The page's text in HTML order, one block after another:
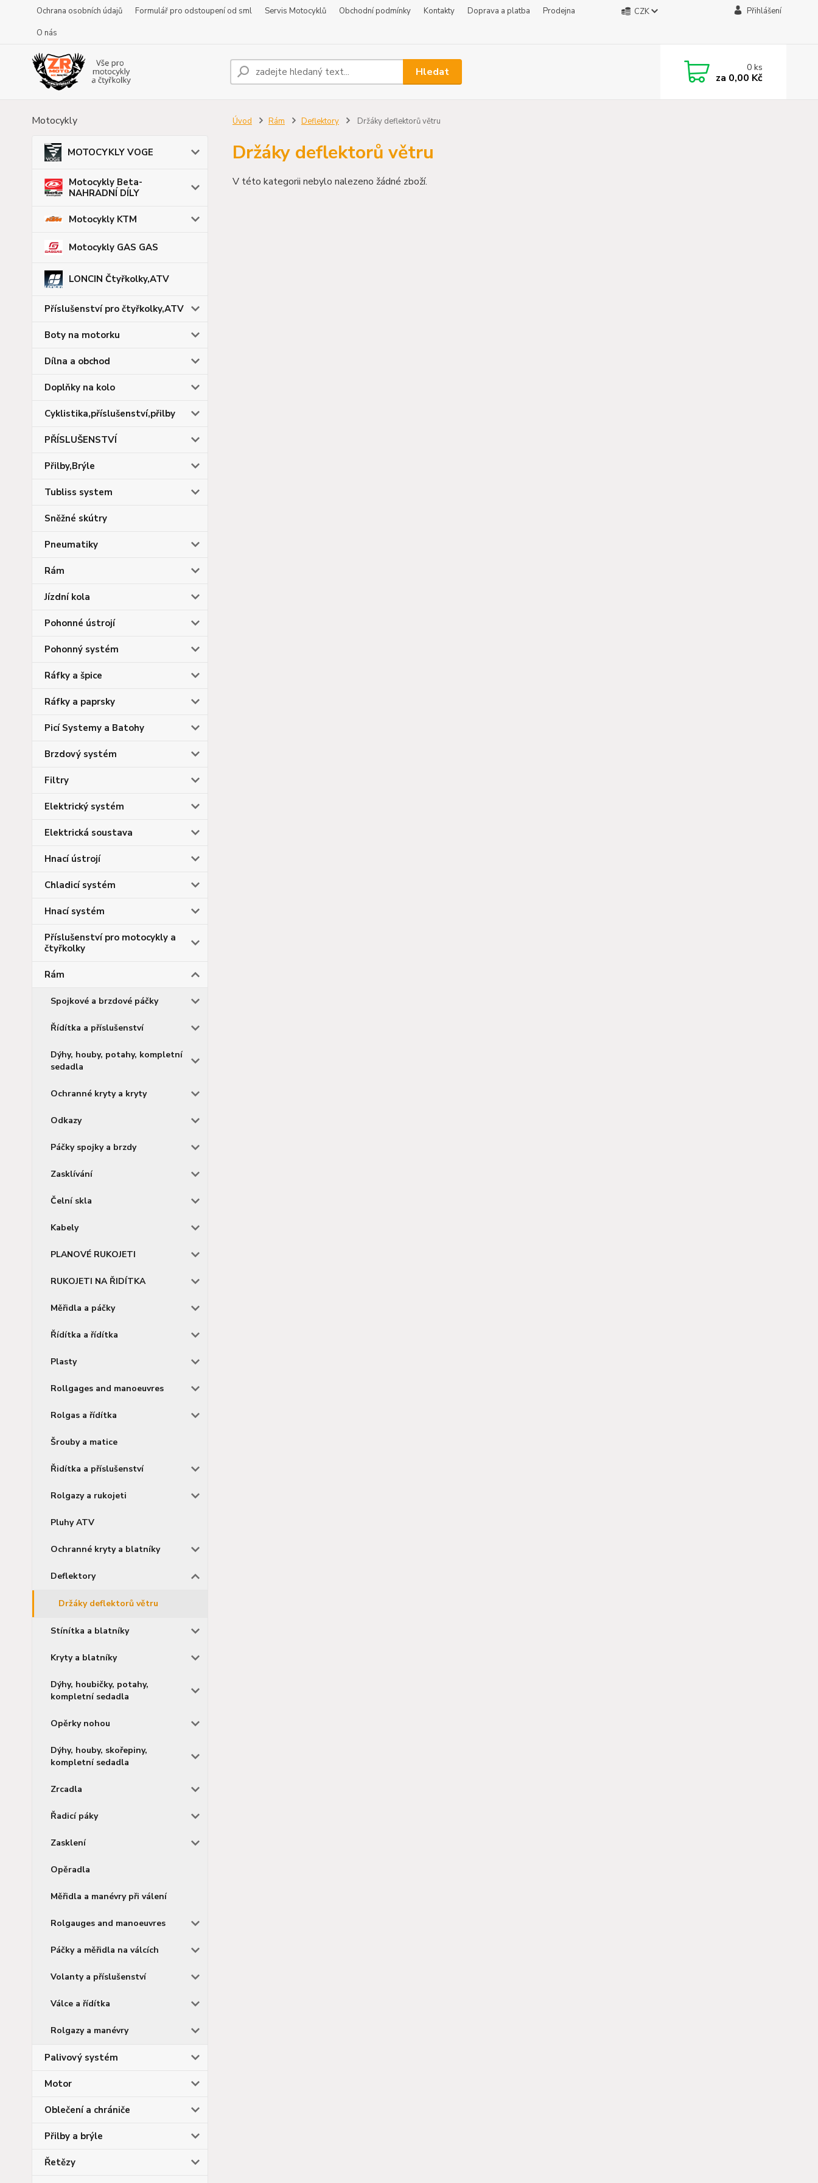
Ochrana osobních údajů Formulář pro odstoupení od sml Servis Motocyklů Obchodní podmínky Kontakty Doprava a platba
Prodejna
O nás
CZK Přihlášení
Hledat 0ks
za 0,00 Kč
Motocykly
MOTOCYKLY VOGE
Motocykly Beta-
NAHRADNÍ DÍLY
Motocykly KTM
Motocykly GAS GAS
LONCIN Čtyřkolky,ATV
Příslušenství pro čtyřkolky,ATV
Boty na motorku
Dílna a obchod
Doplňky na kolo
Cyklistika,příslušenství,přilby
PŘÍSLUŠENSTVÍ
Přilby,Brýle
Tubliss system
Sněžné skútry
Pneumatiky
Rám
Jízdní kola
Pohonné ústrojí
Pohonný systém
Ráfky a špice
Ráfky a paprsky
Picí Systemy a Batohy
Brzdový systém
Filtry
Elektrický systém
Elektrická soustava
Hnací ústrojí
Chladicí systém
Hnací systém
Příslušenství pro motocykly a
čtyřkolky
Rám
Spojkové a brzdové páčky
Řídítka a příslušenství
Dýhy, houby, potahy, kompletní
sedadla
Ochranné kryty a kryty
Odkazy
Páčky spojky a brzdy
Zasklívání
Čelní skla
Kabely
PLANOVÉ RUKOJETI
RUKOJETI NA ŘIDÍTKA
Měřidla a páčky
Řídítka a řídítka
Plasty
Rollgages and manoeuvres
Rolgas a řídítka
Šrouby a matice
Řidítka a příslušenství
Rolgazy a rukojeti
Pluhy ATV
Ochranné kryty a blatníky
Deflektory
Držáky deflektorů větru
Stínítka a blatníky
Kryty a blatníky
Dýhy, houbičky, potahy,
kompletní sedadla
Opěrky nohou
Dýhy, houby, skořepiny,
kompletní sedadla
Zrcadla
Řadicí páky
Zasklení
Opěradla
Měřidla a manévry při válení
Rolgauges and manoeuvres
Páčky a měřidla na válcích
Volanty a příslušenství
Válce a řídítka
Rolgazy a manévry
Palivový systém
Motor
Oblečení a chrániče
Přilby a brýle
Řetězy
Úvod Rám Deflektory Držáky deflektorů větru
Držáky deflektorů větru
V této kategorii nebylo nalezeno žádné zboží.